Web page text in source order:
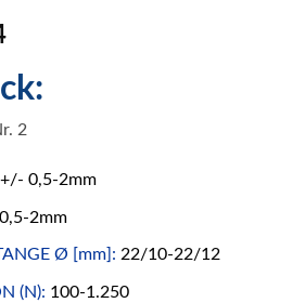
2
0,5-2mm
2mm
Ø [mm]: 22/10-22/12
(N): 100-1.250